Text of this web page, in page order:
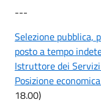
---
Selezione pubblica,
posto a tempo
Istruttore dei
Posizione
18.00)